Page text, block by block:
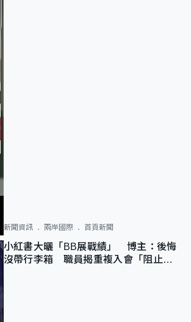
新聞資訊 兩岸國際 首頁新聞
小紅書大曬「BB展戰績」 博主：後悔
沒帶行李箱 職員揭重複入會「阻止唔